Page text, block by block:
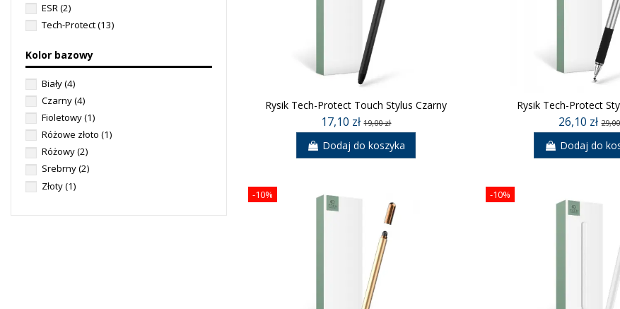
ESR(2)
Tech-Protect(13)
Kolor bazowy
Biały(4)
Czarny(4)
Fioletowy(1)
Różowe złoto (1)
Różowy(2)
Srebrny(2)
Złoty(1)
Rysik Tech-Protect Touch Stylus Czarny
17,10 zł19,00 zł
Dodaj do koszyka
Rysik Tech-Protect
26,10 zł
Dodaj do
-10% -10%